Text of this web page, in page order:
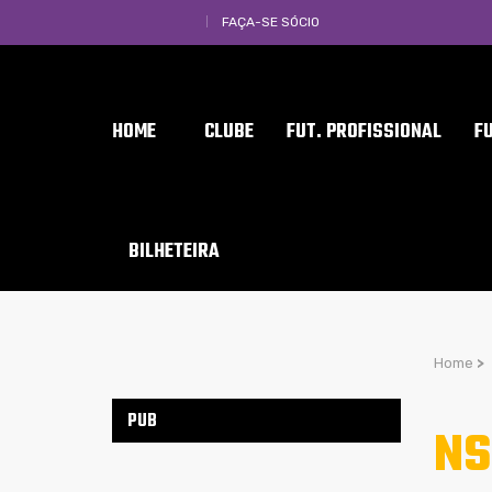
FAÇA-SE SÓCIO
HOME CLUBE FUT. PROFISSIONAL
BILHETEIRA
Home >
PUB